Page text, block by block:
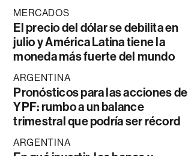
MERCADOS
El precio del dólar se debilita en
julio y América Latina tiene la
moneda más fuerte del mundo
ARGENTINA
Pronósticos para las acciones de
YPF: rumbo a un balance
trimestral que podría ser récord
ARGENTINA